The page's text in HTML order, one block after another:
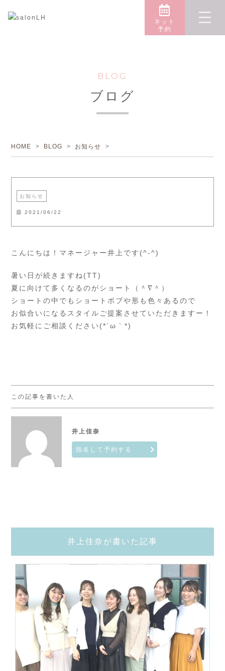
ネット
予約
BLOG
ブログ
HOME > BLOG > お知らせ >
お知らせ
2021/06/22
こんにちは！マネージャー井上です(^-^)
暑い日が続きますね(TT)
夏に向けて多くなるのがショート（＾∇＾）
ショートの中でもショートボブや形も色々あるので
お似合いになるスタイルご提案させていただきますー！
お気軽にご相談ください(*´ω｀*)
この記事を書いた人
井上佳奈
指名して予約する
井上佳奈が書いた記事